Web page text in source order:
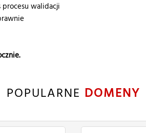
walidacji
POPULARNE DOMENY